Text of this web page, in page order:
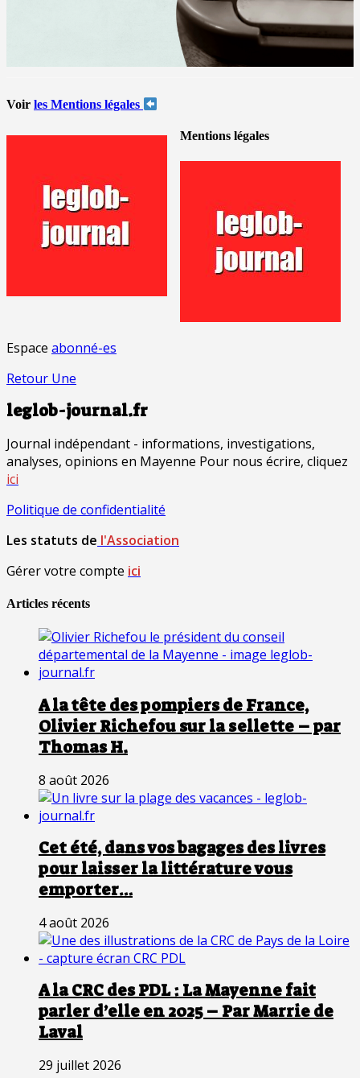
Voir les Mentions légales
Mentions légales
Espace abonné-es
Retour Une
leglob-journal.fr
Journal indépendant - informations, investigations,
analyses, opinions en Mayenne Pour nous écrire, cliquez
ici
Politique de confidentialité
Les statuts de l'Association
Gérer votre compte ici
Articles récents
A la tête des pompiers de France,
Olivier Richefou sur la sellette – par
Thomas H.
8 août 2026
Cet été, dans vos bagages des livres
pour laisser la littérature vous
emporter…
4 août 2026
A la CRC des PDL : La Mayenne fait
parler d’elle en 2025 – Par Marrie de
Laval
29 juillet 2026